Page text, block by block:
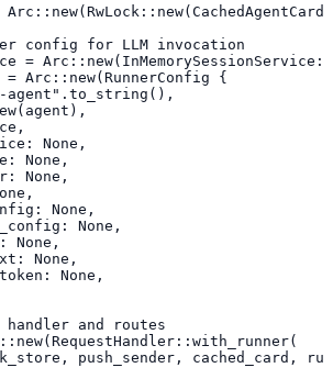
config for LLM invocation
=
Arc::new(RunnerConfig {
None,
None,
None,
None,
None,
None,
None,
None,
and routes
push_sender, cached_card,